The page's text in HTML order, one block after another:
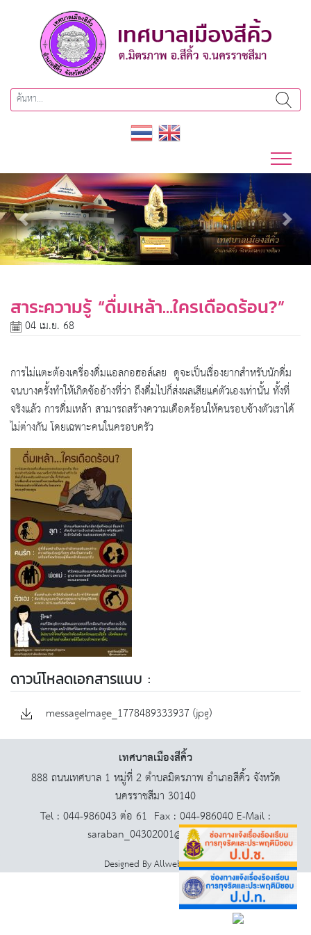
Previous Next
สาระความรู้ “ดื่มเหล้า…ใครเดือดร้อน?”
04 เม.ย. 68
การไม่แตะต้องเครื่องดื่มแอลกอฮอล์เลย ดูจะเป็นเรื่องยากสำหรับนักดื่ม
จนบางครั้งทำให้เกิดข้ออ้างที่ว่า ถึงดื่มไปก็ส่งผลเสียแค่ตัวเองเท่านั้น ทั้งที่
จริงแล้ว การดื่มเหล้า สามารถสร้างความเดือดร้อนให้คนรอบข้างตัวเราได้
ไม่ต่างกัน โดยเฉพาะคนในครอบครัว
ดาวน์โหลดเอกสารแนบ :
messageImage_1778489333937 (jpg)
เทศบาลเมืองสีคิ้ว
888 ถนนเทศบาล 1 หมู่ที่ 2 ตำบลมิตรภาพ อำเภอสีคิ้ว จังหวัด
นครราชสีมา 30140
Tel : 044-986043 ต่อ 61 Fax : 044-986040 E-Mail :
saraban_04302001@dla.go.th
Designed ByAllwebGroup